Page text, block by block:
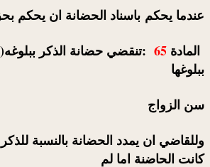
عندما يحكم باسناد الحضانة ان يحكم
المادة 65
ببلوغها
سن الزواج
كانت الحاضنة اما لم